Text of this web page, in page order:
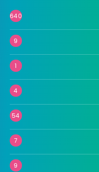
640
9
1
4
54
7
9